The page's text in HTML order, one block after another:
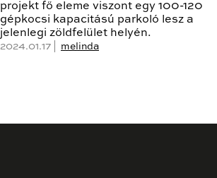
projekt fő eleme viszont egy 100-120
gépkocsi kapacitású parkoló lesz a
jelenlegi zöldfelület helyén.
2024.01.17 | melinda